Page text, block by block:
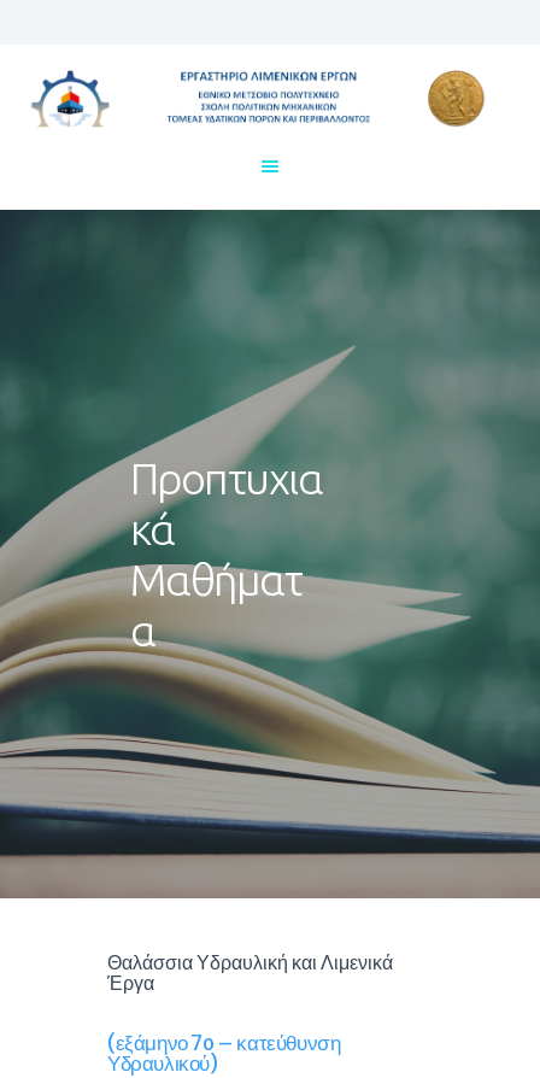
Προπτυχια
κά
Μαθήματ
α
Εργαστήριο Λιμενικών Έργων
Εθνικό Μετσόβιο Πολυτεχνείο ΕΜΠ, τομέας Υδραυλικών
Αρχική
Ανθρώπινο Δυναμικό
Ανακοινώσεις
Επικοινωνία
Θαλάσσια Υδραυλική και Λιμενικά
Έργα
(εξάμηνο 7o – κατεύθυνση
Υδραυλικού)